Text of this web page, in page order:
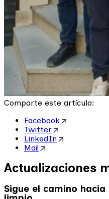
Comparte este artículo:
Facebook
Twitter
LinkedIn
Mail
Actualizaciones
Sigue el camino